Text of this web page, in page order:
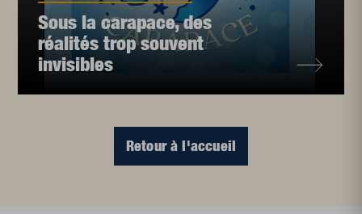
Sous la carapace, des
réalités trop souvent
invisibles
Retour à l'accueil